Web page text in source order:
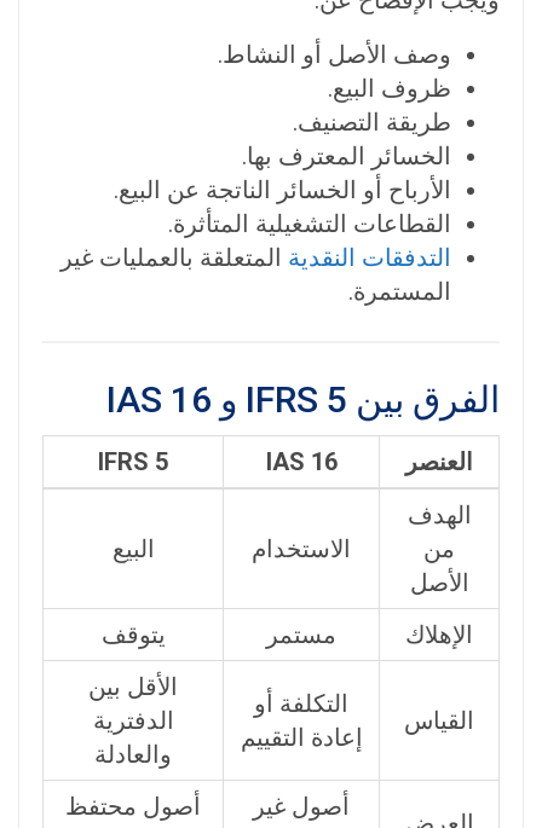
وصف الأصل أو النشاط.
ظروف البيع.
طريقة التصنيف.
الخسائر المعترف بها.
الأرباح أو الخسائر الناتجة عن البيع.
القطاعات التشغيلية المتأثرة.
التدفقات النقدية المتعلقة بالعمليات غير
المستمرة.
الفرق بين IFRS 5 و IAS 16
العنصر IAS 16
IFRS 5
الهدف
من
الأصل
الاستخدام البيع
الإهلاك مستمر يتوقف
القياس
التكلفة أو
إعادة التقييم
الأقل بين
الدفترية
والعادلة
أصول غير
أصول محتفظ